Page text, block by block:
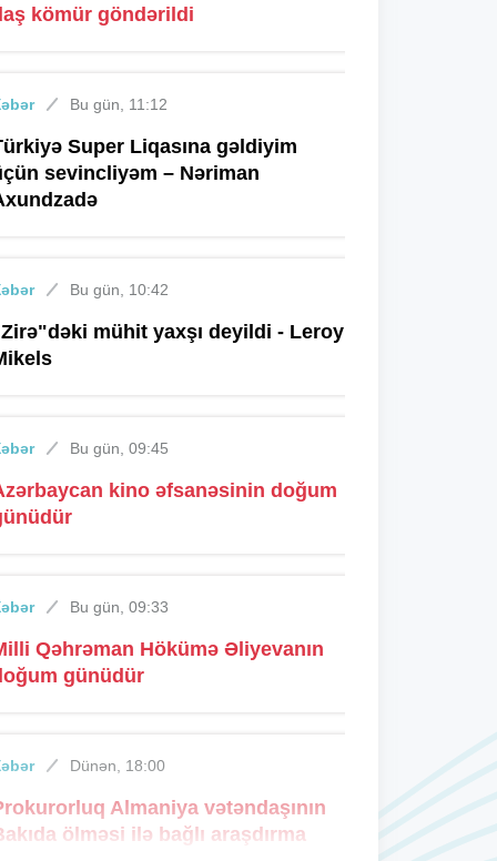
kömür göndərildi
Bu gün, 11:12
Super Liqasına gəldiyim
sevincliyəm – Nəriman
Bu gün, 10:42
mühit yaxşı deyildi - Leroy
Bu gün, 09:45
kino əfsanəsinin doğum
Bu gün, 09:33
Qəhrəman Hökümə Əliyevanın
günüdür
Dünən, 18:00
Almaniya vətəndaşının
ölməsi ilə bağlı araşdırma